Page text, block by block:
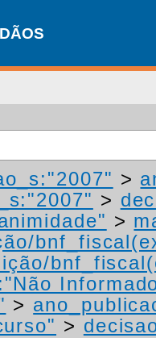
>
>
>
>
>